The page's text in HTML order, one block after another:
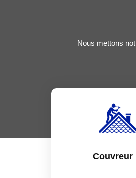
Nous mettons
Couvreur